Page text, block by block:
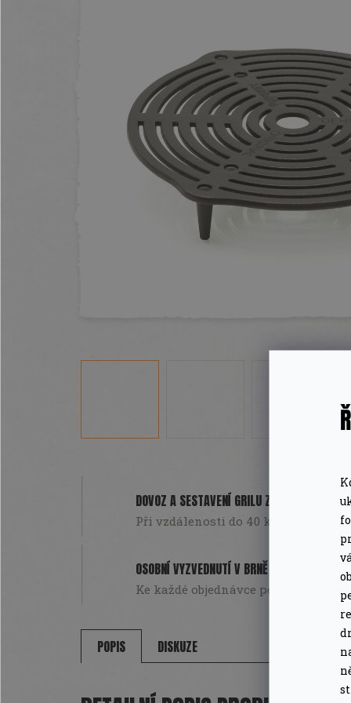
DOVOZ A SESTAVENÍ GRILU ZDARMA
Při vzdálenosti do 40 km od Brna.
OSOBNÍ VYZVEDNUTÍ V BRNĚ
Ke každé objednávce poukázka na
POPIS DISKUZE